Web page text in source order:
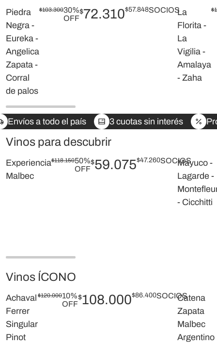
Piedra
Negra -
Eureka -
Angelica
Zapata -
Corral
de palos
$103.30030%
OFF
$72.310$57.848SOCIOSLa
Florita -
La
Vigilia -
Amalaya
- Zaha
$
Envíos a todo el país 3 cuotas sin interés
Vinos para descubrir
Experiencia
Malbec
$118.15050%
OFF
$59.075$47.260SOCIOSMayuco -
Lagarde -
- Cicchitti
Vinos ÍCONO
Achaval
Ferrer
Singular
Pinot
$120.00010%
OFF
$108.000$86.400SOCIOSCatena
Zapata
Malbec
Argentino